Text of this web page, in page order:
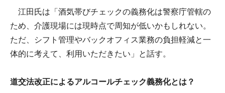
江田氏は「酒気帯びチェックの義務化は警察庁管轄の
ため、介護現場には現時点で周知が低いかもしれない。
ただ、シフト管理やバックオフィス業務の負担軽減と一
体的に考えて、利用いただきたい」と話す。
道交法改正によるアルコールチェック義務化とは？